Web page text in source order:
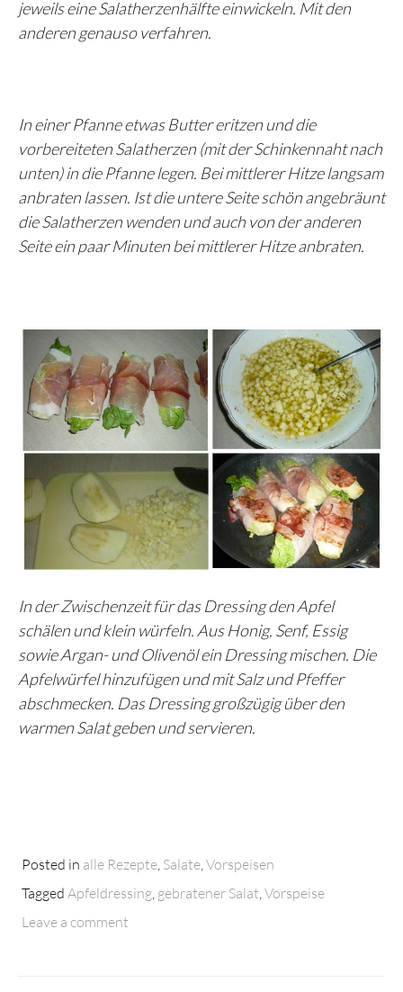
jeweils eine Salatherzenhälfte einwickeln. Mit den
anderen genauso verfahren.
In einer Pfanne etwas Butter eritzen und die
vorbereiteten Salatherzen (mit der Schinkennaht nach
unten) in die Pfanne legen. Bei mittlerer Hitze langsam
anbraten lassen. Ist die untere Seite schön angebräunt
die Salatherzen wenden und auch von der anderen
Seite ein paar Minuten bei mittlerer Hitze anbraten.
In der Zwischenzeit für das Dressing den Apfel
schälen und klein würfeln. Aus Honig, Senf, Essig
sowie Argan- und Olivenöl ein Dressing mischen. Die
Apfelwürfel hinzufügen und mit Salz und Pfeffer
abschmecken. Das Dressing großzügig über den
warmen Salat geben und servieren.
Posted in alle Rezepte Salate Vorspeisen
Tagged Apfeldressing gebratener Salat Vorspeise
Leave a comment